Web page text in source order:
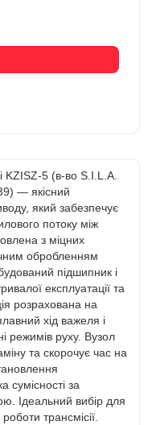
KZISZ-5 (в-во S.I.L.A.
— якісний
який забезпечує
потоку між
з міцних
обробленням
підшипник і
експлуатації та
розрахована на
хід важеля і
режимів руху. Вузол
та скорочує час на
сумісності за
Ідеальний вибір для
роботи трансмісії.